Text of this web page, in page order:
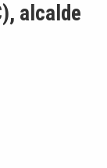
alcalde